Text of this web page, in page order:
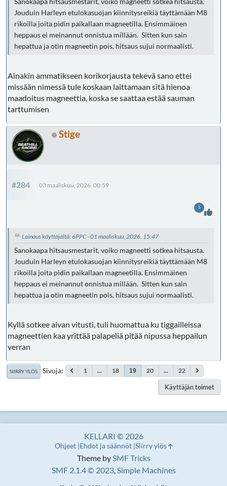
Sanokaapa hitsausmestarit, voiko magneetti sotkea hitsausta.
Jouduin Harleyn etulokasuojan kiinnitysreikiä täyttämään M8
rikoilla joita pidin paikallaan magneetilla. Ensimmäinen
heppaus ei meinannut onnistua millään. Sitten kun sain
hepattua ja otin magneetin pois, hitsaus sujui normaalisti.
Ainakin ammatikseen korikorjausta tekevä sano ettei
missään nimessä tule koskaan laittamaan sitä hienoa
maadoitus magneettia, koska se saattaa estää sauman
tarttumisen
Stige
#284 03 maaliskuu, 2026, 00:59
Lainaus käyttäjältä: 6PPC - 01 maaliskuu, 2026, 15:47
Sanokaapa hitsausmestarit, voiko magneetti sotkea hitsausta.
Jouduin Harleyn etulokasuojan kiinnitysreikiä täyttämään M8
rikoilla joita pidin paikallaan magneetilla. Ensimmäinen
heppaus ei meinannut onnistua millään. Sitten kun sain
hepattua ja otin magneetin pois, hitsaus sujui normaalisti.
Kyllä sotkee aivan vitusti, tuli huomattua ku tiggailleissa
magneettien kaa yrittää palapeliä pitää nipussa heppailun
verran
5
SIIRRY YLÖS Sivuja 1 ... 18 19 20 ... 22
Käyttäjän toimet
Theme bySMF Tricks
SMF 2.1.4 © 2023,Simple Machines
KELLARI © 2026
Ohjeet Ehdot ja säännöt Siirry ylös